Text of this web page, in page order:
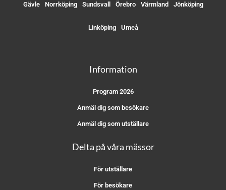
Gävle Norrköping Sundsvall Örebro Värmland Jönköping
Linköping Umeå
Information
Program 2026
Anmäl dig som besökare
Anmäl dig som utställare
Delta på våra mässor
För utställare
För besökare